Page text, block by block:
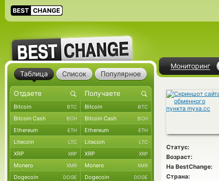
Мониторинг
Статус:
Возраст:
На BestChange:
Страна:
Таблица Список Популярное
Bitcoin BTC Bitcoin BTC
Bitcoin Cash BCH Bitcoin Cash BCH
Ethereum ETH Ethereum ETH
Litecoin LTC Litecoin LTC
XRP XRP XRP XRP
Monero XMR Monero XMR
Dogecoin DOGE Dogecoin DOGE